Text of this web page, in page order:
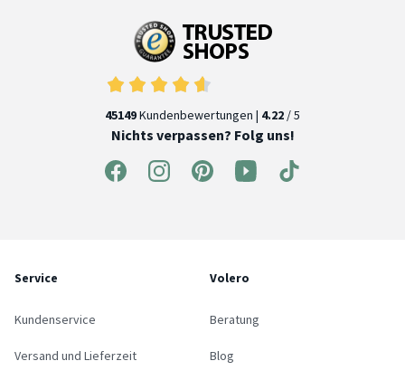
45149Kundenbewertungen | 4.22 / 5
Nichts verpassen? Folg uns!
Service
Kundenservice
Versand und Lieferzeit
Volero
Beratung
Blog